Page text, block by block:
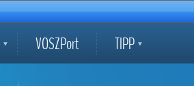
VOSZPort TIPP